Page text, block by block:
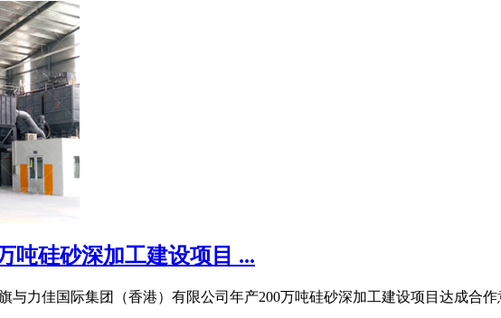
吨硅砂深加工建设项目 ...
与力佳国际集团（香港）有限公司年产200万吨硅砂深加工建设项目达成合